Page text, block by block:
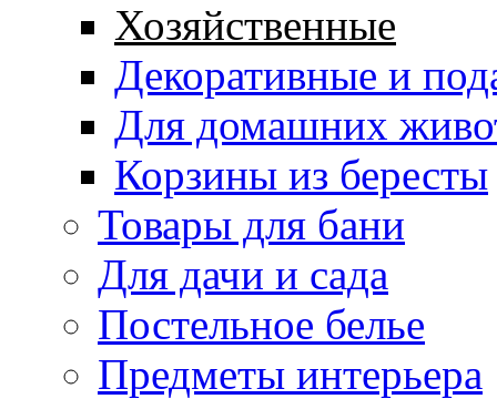
Хозяйственные
Декоративные и
Для домашних
Корзины из бересты
Товары для бани
Для дачи и сада
Постельное белье
Предметы интерьера